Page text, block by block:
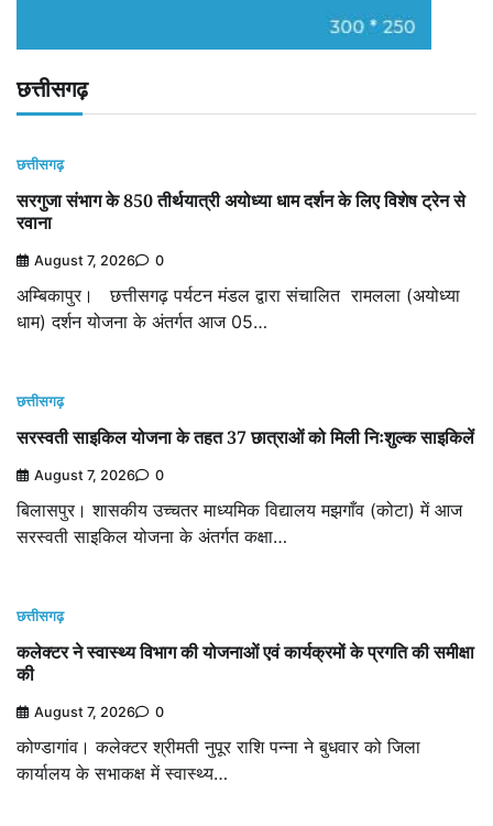
छत्तीसगढ़
छत्तीसगढ़
सरगुजा संभाग के 850 तीर्थयात्री अयोध्या धाम दर्शन के लिए विशेष ट्रेन से
रवाना
August 7, 2026 0
अम्बिकापुर। छत्तीसगढ़ पर्यटन मंडल द्वारा संचालित रामलला (अयोध्या
धाम) दर्शन योजना के अंतर्गत आज 05…
छत्तीसगढ़
सरस्वती साइकिल योजना के तहत 37 छात्राओं को मिली निःशुल्क साइकिलें
August 7, 2026 0
बिलासपुर। शासकीय उच्चतर माध्यमिक विद्यालय मझगाँव (कोटा) में आज
सरस्वती साइकिल योजना के अंतर्गत कक्षा…
छत्तीसगढ़
कलेक्टर ने स्वास्थ्य विभाग की योजनाओं एवं कार्यक्रमों के प्रगति की समीक्षा
की
August 7, 2026 0
कोण्डागांव। कलेक्टर श्रीमती नुपूर राशि पन्ना ने बुधवार को जिला
कार्यालय के सभाकक्ष में स्वास्थ्य…